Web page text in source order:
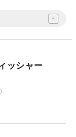
ッシャー